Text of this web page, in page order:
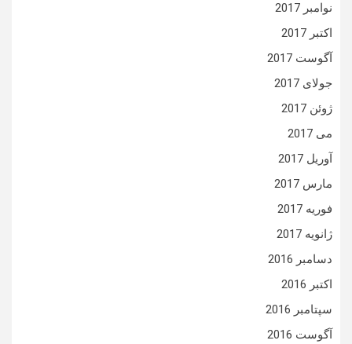
نوامبر 2017
اکتبر 2017
آگوست 2017
جولای 2017
ژوئن 2017
می 2017
آوریل 2017
مارس 2017
فوریه 2017
ژانویه 2017
دسامبر 2016
اکتبر 2016
سپتامبر 2016
آگوست 2016